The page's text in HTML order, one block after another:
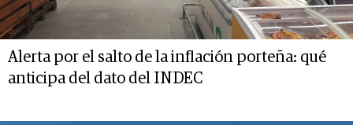
Alerta por el salto de la inflación porteña: qué
anticipa del dato del INDEC